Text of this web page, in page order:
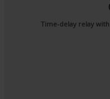
Time-delay relay